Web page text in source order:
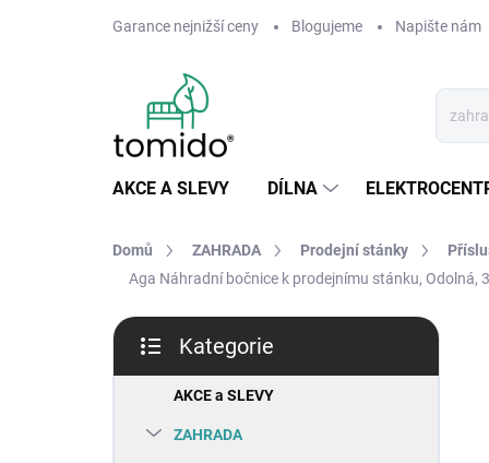
Garance nejnižší ceny Blogujeme Napište nám
AKCE A SLEVY DÍLNA
Domů ZAHRADA Prodejní stánky
Aga Náhradní bočnice k prodejnímu stánku, Odolná,
P
s
kategorie
Kategorie
AKCE a SLEVY
ZAHRADA